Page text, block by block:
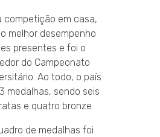
competição em casa,
melhor desempenho
presentes e foi o
do Campeonato
Ao todo, o país
medalhas, sendo seis
e quatro bronze.
de medalhas foi